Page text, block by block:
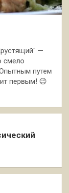
—
смело
путем
первым! 😉